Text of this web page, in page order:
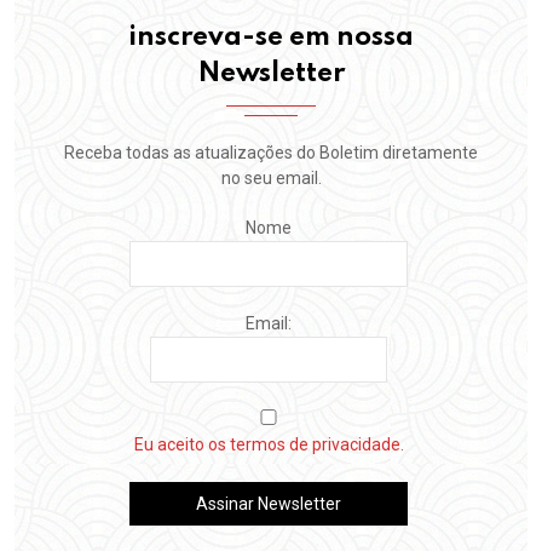
inscreva-se em nossa
Newsletter
Receba todas as atualizações do Boletim diretamente
no seu email.
Nome
Email:
Eu aceito os termos de privacidade.